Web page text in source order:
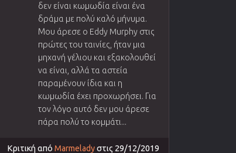
δεν είναι κωμωδία είναι ένα
δράμα με πολύ καλό μήνυμα.
Μου άρεσε ο Eddy Murphy στις
πρώτες του ταινίες, ήταν μια
μηχανή γέλιου και εξακολουθεί
να είναι, αλλά τα αστεία
παραμένουν ίδια και η
κωμωδία έχει προχωρήσει. Για
τον λόγο αυτό δεν μου άρεσε
πάρα πολύ το κομμάτι...
Κριτική από Marmeladyστις 29/12/2019